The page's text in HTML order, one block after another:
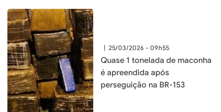
| 25/03/2026 - 09h55
Quase 1 tonelada de maconha
é apreendida após
perseguição na BR-153